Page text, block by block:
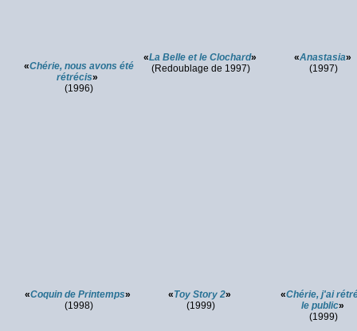
«Chérie, nous avons été
rétrécis»
(1996)
«La Belle et le Clochard»
(Redoublage de 1997)
«Anastasia»
(1997)
«Coquin de Printemps»
(1998)
«Toy Story 2»
(1999)
«Chérie, j'ai
le public»
(1999)